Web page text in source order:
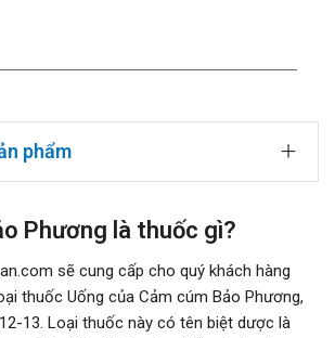
phẩm
Phương là thuốc gì?
sẽ cung cấp cho quý khách hàng
thuốc Uống của Cảm cúm Bảo Phương,
13. Loại thuốc này có tên biệt dược là